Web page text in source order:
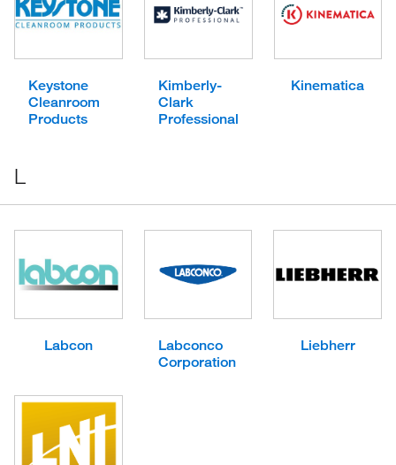
Keystone
Cleanroom
Products
Kimberly-
Clark
Professional
Kinematica
L
Labcon
Labconco
Corporation
Liebherr